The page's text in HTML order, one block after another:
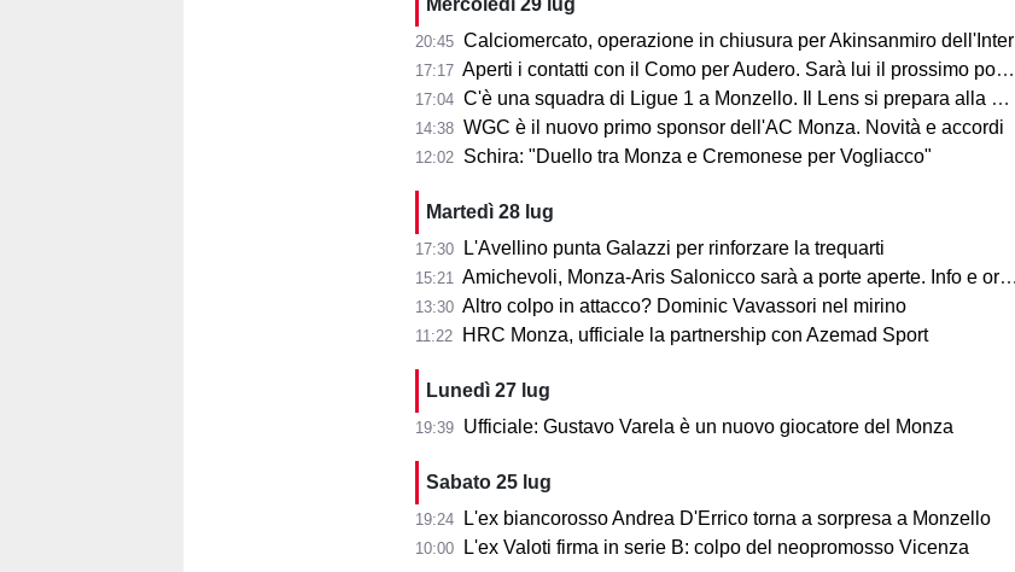
Mercoledì 29 lug
20:45 Calciomercato, operazione in chiusura per Akinsanmiro dell'Inter
17:17 Aperti i contatti con il Como per Audero. Sarà lui il prossimo portiere biancorosso?
17:04 C'è una squadra di Ligue 1 a Monzello. Il Lens si prepara alla Como Cup in Brianza
14:38 WGC è il nuovo primo sponsor dell'AC Monza. Novità e accordi
12:02 Schira: "Duello tra Monza e Cremonese per Vogliacco"
Martedì 28 lug
17:30 L'Avellino punta Galazzi per rinforzare la trequarti
15:21 Amichevoli, Monza-Aris Salonicco sarà a porte aperte. Info e orari
13:30 Altro colpo in attacco? Dominic Vavassori nel mirino
11:22 HRC Monza, ufficiale la partnership con Azemad Sport
Lunedì 27 lug
19:39 Ufficiale: Gustavo Varela è un nuovo giocatore del Monza
Sabato 25 lug
19:24 L'ex biancorosso Andrea D'Errico torna a sorpresa a Monzello
10:00 L'ex Valoti firma in serie B: colpo del neopromosso Vicenza